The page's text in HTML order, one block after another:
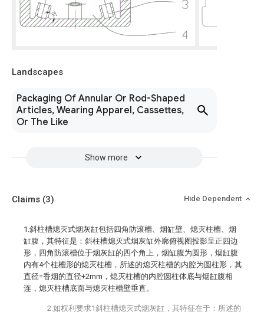
Landscapes
Packaging Of Annular Or Rod-Shaped
Articles, Wearing Apparel, Cassettes,
Or The Like
Show more
Claims (3) Hide Dependent
1.斜柱槽熄灭式烟灰缸包括四角防滚槽、烟缸壁、熄灭柱槽、烟
缸腹，其特征是：斜柱槽熄灭式烟灰缸外廓俯视图投影呈正四边
形，四角防滚槽位于烟灰缸的四个角上，烟缸腹为圆形，烟缸腹
内有4个柱槽形的熄灭柱槽，所述的熄灭柱槽的内腔为圆柱形，其
直径=香烟的直径+2mm，熄灭柱槽的内腔圆柱体底与烟缸腹相
连，熄灭柱槽底面与熄灭柱槽壁垂直。
2.如权利要求1斜柱槽熄灭式烟灰缸，其特征在于：所述的